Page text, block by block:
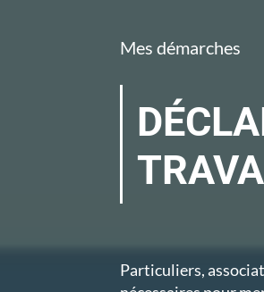
Mes démarches
Particuliers,